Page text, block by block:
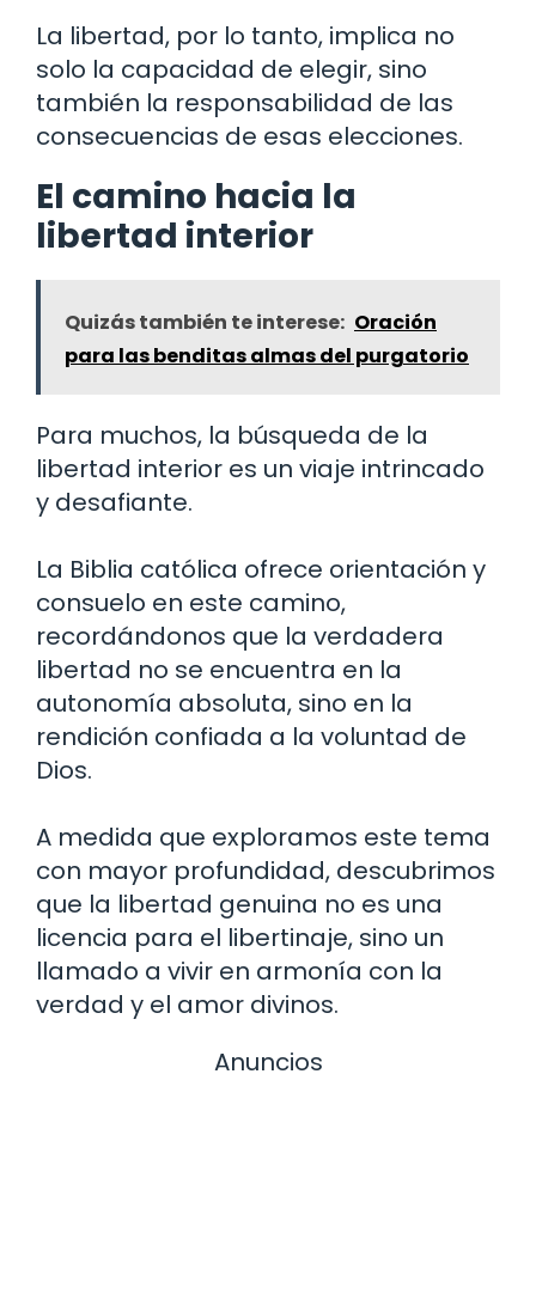
La libertad, por lo tanto, implica no
solo la capacidad de elegir, sino
también la responsabilidad de las
consecuencias de esas elecciones.
El camino hacia la
libertad interior
Quizás también te interese: Oración
para las benditas almas del purgatorio
Para muchos, la búsqueda de la
libertad interior es un viaje intrincado
y desafiante.
La Biblia católica ofrece orientación y
consuelo en este camino,
recordándonos que la verdadera
libertad no se encuentra en la
autonomía absoluta, sino en la
rendición confiada a la voluntad de
Dios.
A medida que exploramos este tema
con mayor profundidad, descubrimos
que la libertad genuina no es una
licencia para el libertinaje, sino un
llamado a vivir en armonía con la
verdad y el amor divinos.
Anuncios